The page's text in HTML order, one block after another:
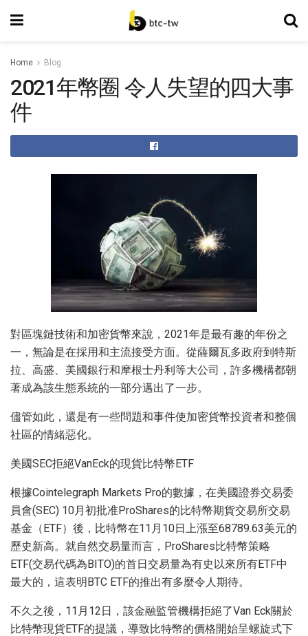
Home Blog
2021年幣圈 令人失望的四大事
件
對區塊鏈技術和加密貨幣來說，2021年是最有趣的年份之
一，無論是在採用和主流接受方面。從薩爾瓦多政府到特斯
拉、高盛、美國銀行和摩根士丹利等大公司，許多機構都朝
著成為該生態系統的一部分邁出了一步。
儘管如此，還是有一些問題和事件使加密貨幣投資者和整個
社區的情緒惡化。
美國SEC拒絕VanEck的現貨比特幣ETF
根據Cointelegraph Markets Pro的數據，在美國證券交易委
員會(SEC) 10月初批准ProShares的比特幣期貨交易所交易
基金（ETF）後，比特幣在11月10日上漲至68789.63美元的
歷史新高。就自然交易量而言，ProShares比特幣策略
ETF(交易代碼為BITO)的首日交易量為有史以來所有ETF中
最大的，這表明BTC ETF的推出有多麼令人期待。
不久之後，11月12日，該金融監管機構拒絕了Van Eck關於
比特幣現貨ETF的提議，導致比特幣的價格開始呈螺旋式下